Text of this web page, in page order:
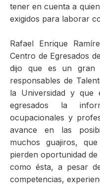
tener en cuenta a
exigidos para laborar
Rafael Enrique
Centro de Egresados
dijo que es un gran
responsables de
la Universidad y que
egresados la
ocupacionales y
avance en las
muchos guajiros,
pierden oportunidad
como ésta, a pesar
competencias,